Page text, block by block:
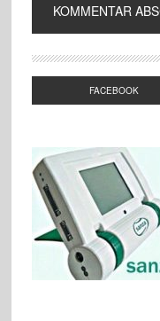
FACEBOOK